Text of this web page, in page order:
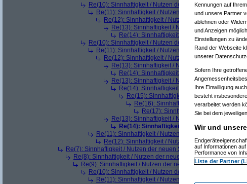
Re(10): Sinnhaftigkeit / Nutzen der neuen Smartmeter(
Re(11): Sinnhaftigkeit / Nutzen der neuen Smartmeter
Re(12): Sinnhaftigkeit / Nutzen der neuen
Re(13): Sinnhaftigkeit / Nutzen der neuen
Re(14): Sinnhaftigkeit / Nutzen der neuen
Re(10): Sinnhaftigkeit / Nutzen der neuen Smartmeter (
Re(11): Sinnhaftigkeit / Nutzen der neuen Smartmeter
Re(12): Sinnhaftigkeit / Nutzen der neuen
Re(13): Sinnhaftigkeit / Nutzen der neuen
Re(14): Sinnhaftigkeit / Nutzen der neuen
Re(13): Sinnhaftigkeit / Nutzen der neuen
Re(14): Sinnhaftigkeit / Nutzen der neuen
Re(15): Sinnhaftigkeit / Nutzen der neuen
Re(16): Sinnhaftigkeit / Nutzen der
Re(17): Sinnhaftigkeit / Nutzen der
Re(13): Sinnhaftigkeit / Nutzen der neuen
Re(14): Sinnhaftigkeit / Nutzen der neuen
Re(11): Sinnhaftigkeit / Nutzen der neuen Smartmeter
Re(12): Sinnhaftigkeit / Nutzen der neuen
Re(7): Sinnhaftigkeit / Nutzen der neuen Smartmeter(
Re(8): Sinnhaftigkeit / Nutzen der neuen Smartmeter(
Re(9): Sinnhaftigkeit / Nutzen der neuen Smartmeter(
Re(10): Sinnhaftigkeit / Nutzen der neuen Smartmeter
Re(11): Sinnhaftigkeit / Nutzen der neuen Smartmeter
Kennungen auf
und unsere Partner
ablehnen oder
und Anzeigen
Einstellungen zu
Rand der Webseite
unserer
Sofern Ihre
Ihre Einwilligung
besteht
verarbeitet werden
Sie bei dem
Wir und
auf Informationen
Performance von
Liste der Partner